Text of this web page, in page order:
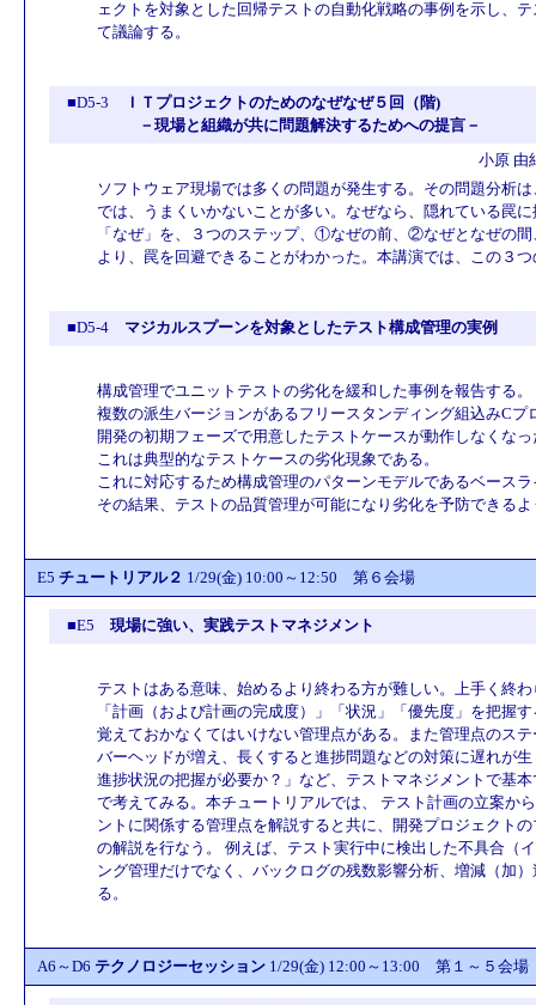
ェクトを対象とした回帰テストの自動化戦略の事例を示し、
て議論する。
■D5-3
ＩＴプロジェクトのためのなぜなぜ５回（階)
－現場と組織が共に問題解決するためへの提言－
小原 由
ソフトウェア現場では多くの問題が発生する。その問題分析
では、うまくいかないことが多い。なぜなら、隠れている罠
「なぜ」を、３つのステップ、①なぜの前、②なぜとなぜの
より、罠を回避できることがわかった。本講演では、この３
■D5-4 マジカルスプーンを対象としたテスト構成管理の実例
構成管理でユニットテストの劣化を緩和した事例を報告する。
複数の派生バージョンがあるフリースタンディング組込みC
開発の初期フェーズで用意したテストケースが動作しなくなっ
これは典型的なテストケースの劣化現象である。
これに対応するため構成管理のパターンモデルであるベース
その結果、テストの品質管理が可能になり劣化を予防できる
E5 チュートリアル２ 1/29(金) 10:00～12:50 第６会場
■E5 現場に強い、実践テストマネジメント
テストはある意味、始めるより終わる方が難しい。上手く終
「計画（および計画の完成度）」「状況」「優先度」を把握
覚えておかなくてはいけない管理点がある。また管理点のス
バーヘッドが増え、長くすると進捗問題などの対策に遅れが
進捗状況の把握が必要か？」など、テストマネジメントで基
で考えてみる。本チュートリアルでは、 テスト計画の立案か
ントに関係する管理点を解説すると共に、開発プロジェクト
の解説を行なう。 例えば、テスト実行中に検出した不具合（
ング管理だけでなく、バックログの残数影響分析、増減（加
る。
A6～D6 テクノロジーセッション 1/29(金) 12:00～13:00 第１～５会場